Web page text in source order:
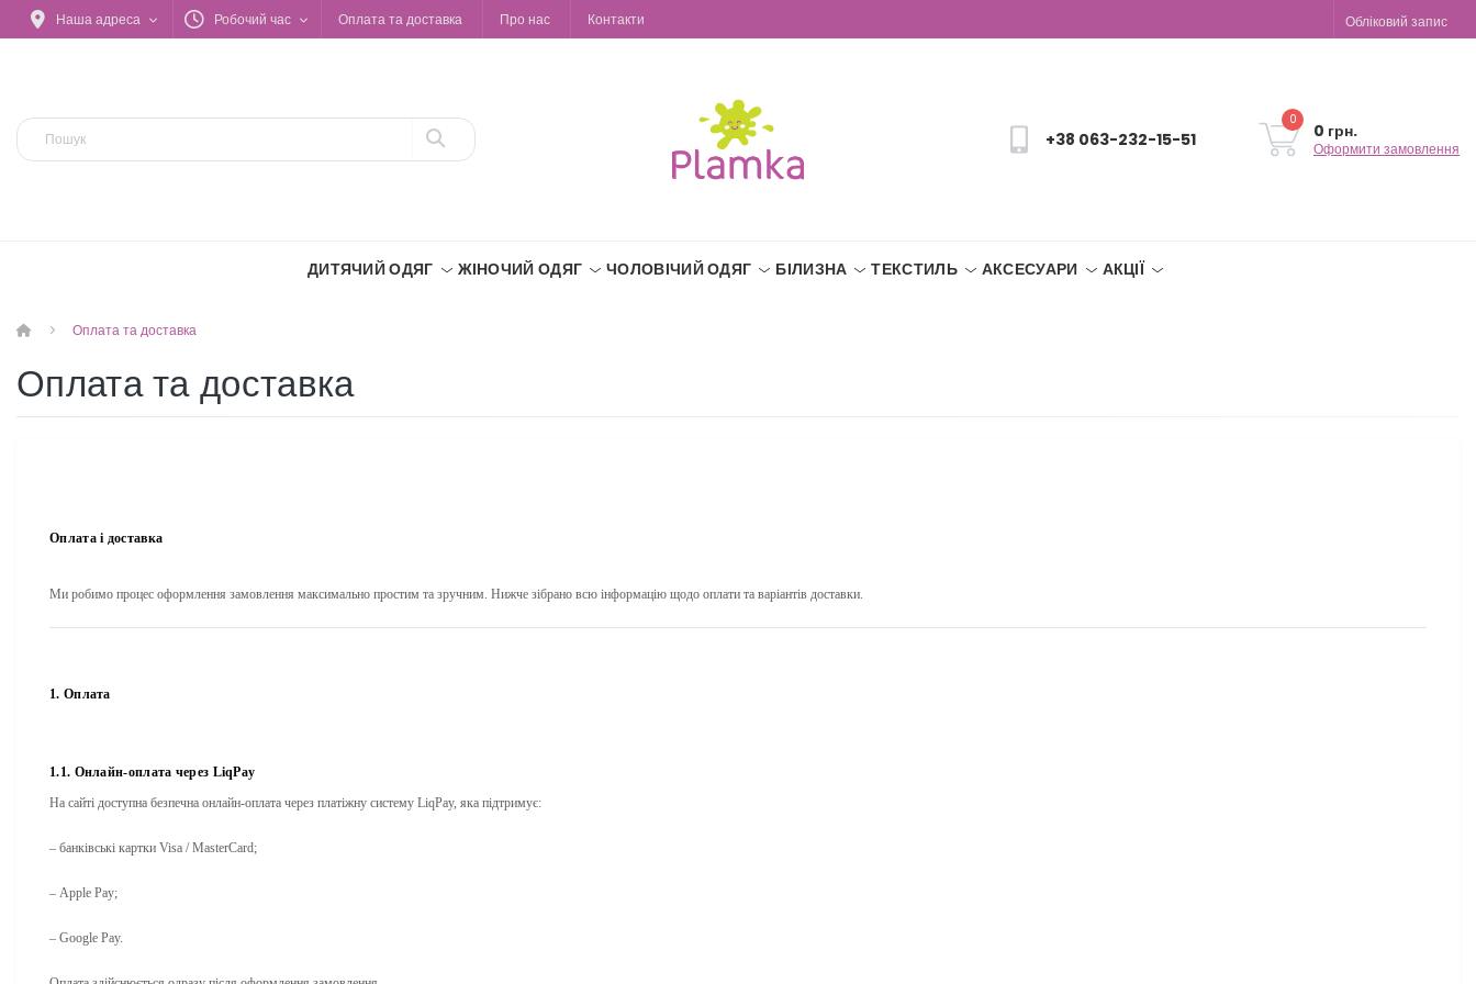
Наша адреса Робочий час Оплата та доставка Про нас Контакти Обліковий запис
+38 063-232-15-51
0
0 грн.
Оформити замовлення
ДИТЯЧИЙ ОДЯГ ЖІНОЧИЙ ОДЯГ ЧОЛОВІЧИЙ ОДЯГ БІЛИЗНА ТЕКСТИЛЬ АКСЕСУАРИ АКЦІЇ
Оплата та доставка
Оплата та доставка
Оплата і доставка
Ми робимо процес оформлення замовлення максимально простим та зручним. Нижче зібрано всю інформацію щодо оплати та варіантів доставки.
1. Оплата
1.1. Онлайн-оплата через LiqPay
На сайті доступна безпечна онлайн-оплата через платіжну систему LiqPay, яка підтримує:
– банківські картки Visa / MasterCard;
– Apple Pay;
– Google Pay.